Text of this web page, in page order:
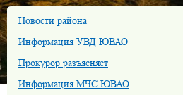
Новости района
Информация УВД ЮВАО
Прокурор разъясняет
Информация МЧС ЮВАО